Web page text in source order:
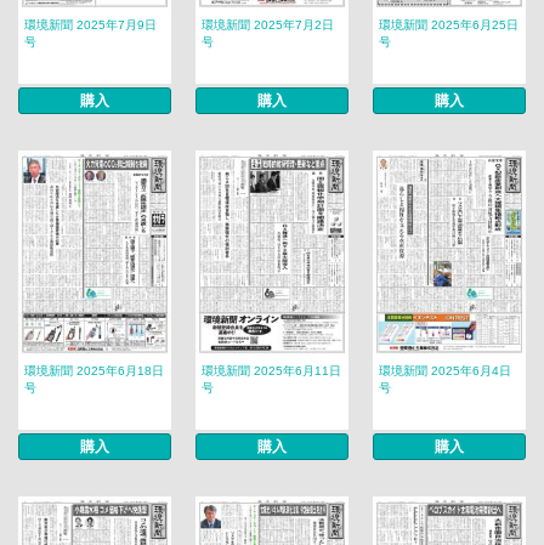
環境新聞 2025年7月9日
号
購入
環境新聞 2025年7月2日
号
購入
環境新聞 2025年6月25日
号
購入
環境新聞 2025年6月18日
号
購入
環境新聞 2025年6月11日
号
購入
環境新聞 2025年6月4日
号
購入